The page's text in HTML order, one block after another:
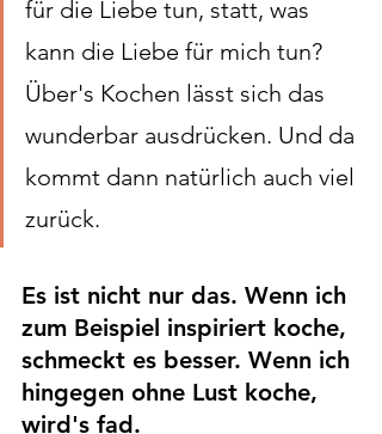
für die Liebe tun, statt, was
kann die Liebe für mich tun?
Über's Kochen lässt sich das
wunderbar ausdrücken. Und da
kommt dann natürlich auch viel
zurück.
Es ist nicht nur das. Wenn ich
zum Beispiel inspiriert koche,
schmeckt es besser. Wenn ich
hingegen ohne Lust koche,
wird's fad.